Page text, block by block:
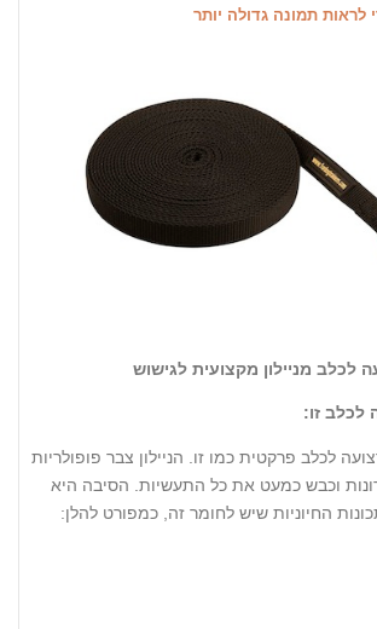
לראות תמונה גדולה יותר
לכלב מניילון מקצועית לגישוש
לכלב זו:
לכלב פרקטית כמו זו. הניילון צבר פופולריות
וכבש כמעט את כל התעשיות. הסיבה היא
החיוניות שיש לחומר זה, כמפורט להלן: